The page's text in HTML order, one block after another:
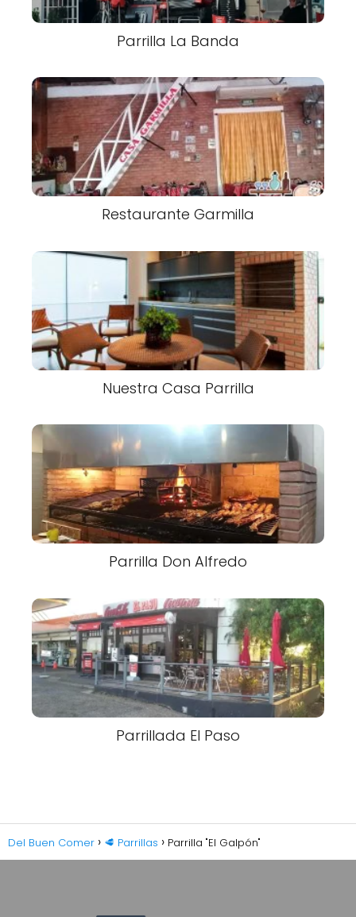
Parrilla La Banda
Restaurante Garmilla
Nuestra Casa Parrilla
Parrilla Don Alfredo
Parrillada El Paso
Del Buen Comer 🥩 Parrillas Parrilla "El Galpón"